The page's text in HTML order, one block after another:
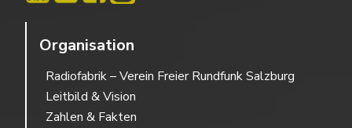
Organisation
Radiofabrik – Verein Freier Rundfunk Salzburg
Leitbild & Vision
Zahlen & Fakten